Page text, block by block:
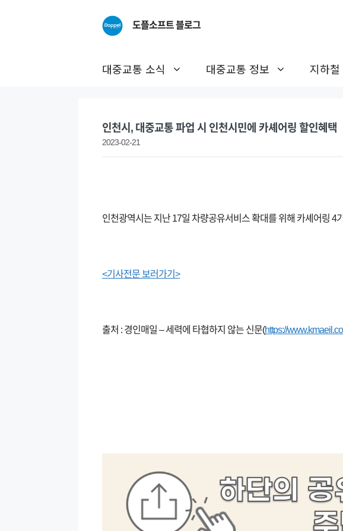
도플소프트 블로그
대중교통 소식 대중교통 정보 지하
인천시, 대중교통 파업 시 인천시민에 카셰어링 할인혜택
2023-02-21
인천광역시는 지난 17일 차량공유서비스 확대를 위해 카셰어링
<기사전문 보러가기>
출처 : 경인매일 – 세력에 타협하지 않는 신문(https://